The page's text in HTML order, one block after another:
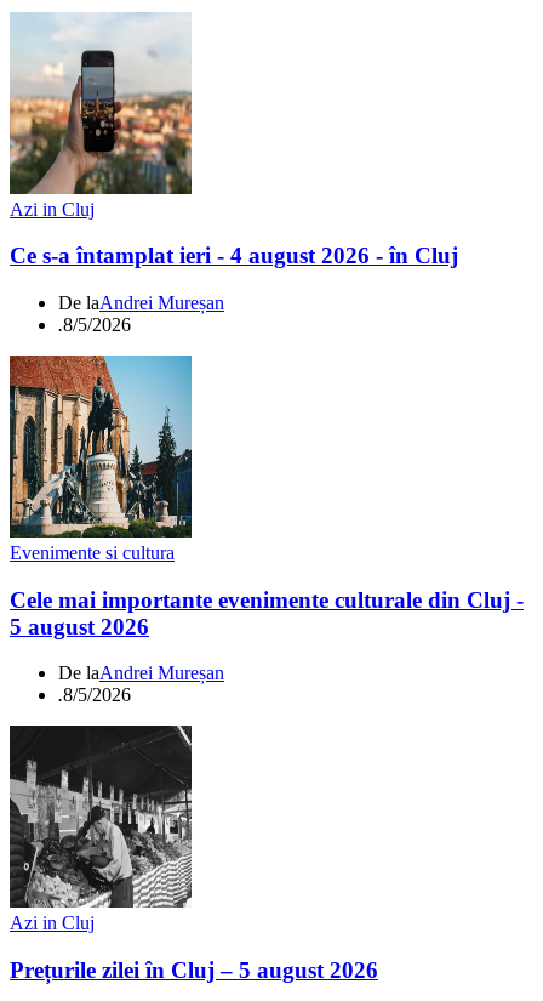
Azi in Cluj
Ce s-a întamplat ieri - 4 august 2026 - în Cluj
De laAndrei Mureșan
.8/5/2026
Evenimente si cultura
Cele mai importante evenimente culturale din Cluj -
5 august 2026
De laAndrei Mureșan
.8/5/2026
Azi in Cluj
Prețurile zilei în Cluj – 5 august 2026